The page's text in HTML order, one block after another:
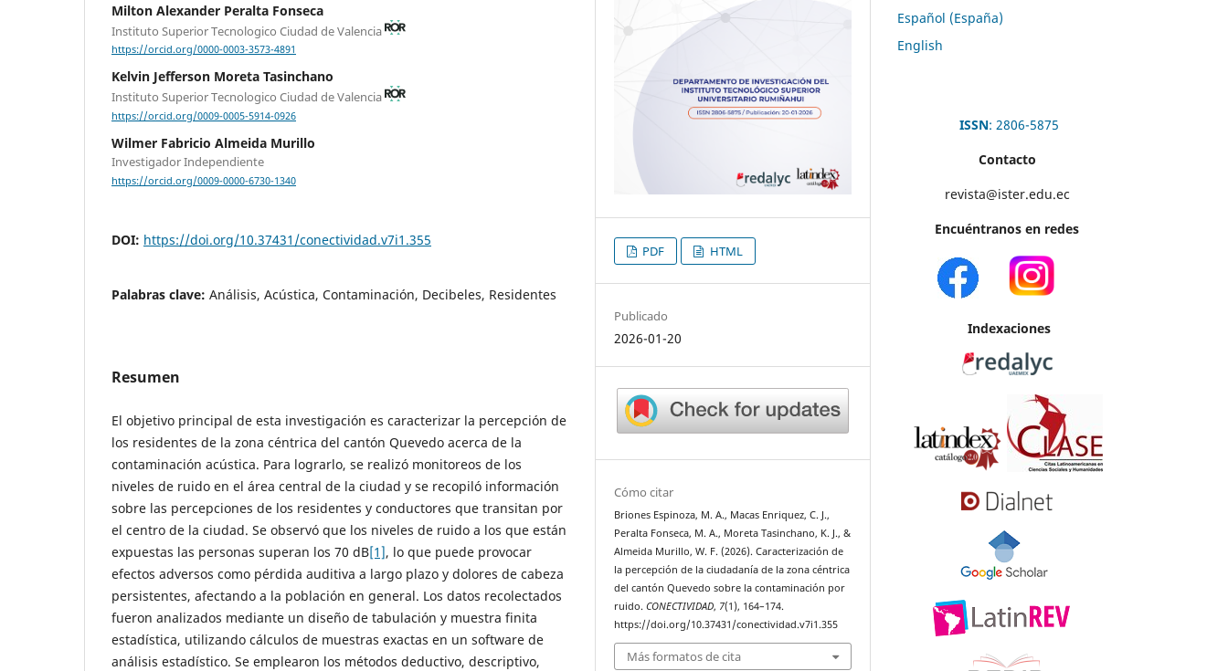
Milton Alexander Peralta Fonseca
Instituto Superior Tecnologico Ciudad de Valencia
https://orcid.org/0000-0003-3573-4891
Kelvin Jefferson Moreta Tasinchano
Instituto Superior Tecnologico Ciudad de Valencia
https://orcid.org/0009-0005-5914-0926
Wilmer Fabricio Almeida Murillo
Investigador Independiente
https://orcid.org/0009-0000-6730-1340
DOI: https://doi.org/10.37431/conectividad.v7i1.355
Palabras clave: Análisis, Acústica, Contaminación, Decibeles, Residentes
Resumen
El objetivo principal de esta investigación es caracterizar la percepción de
los residentes de la zona céntrica del cantón Quevedo acerca de la
contaminación acústica. Para lograrlo, se realizó monitoreos de los
niveles de ruido en el área central de la ciudad y se recopiló información
sobre las percepciones de los residentes y conductores que transitan por
el centro de la ciudad. Se observó que los niveles de ruido a los que están
expuestas las personas superan los 70 dB[1], lo que puede provocar
efectos adversos como pérdida auditiva a largo plazo y dolores de cabeza
persistentes, afectando a la población en general. Los datos recolectados
fueron analizados mediante un diseño de tabulación y muestra finita
estadística, utilizando cálculos de muestras exactas en un software de
análisis estadístico. Se emplearon los métodos deductivo, descriptivo,
PDF HTML
Publicado
2026-01-20
Cómo citar
Briones Espinoza, M. A., Macas Enriquez, C. J.,
Peralta Fonseca, M. A., Moreta Tasinchano, K. J., &
Almeida Murillo, W. F. (2026). Caracterización de
la percepción de la ciudadanía de la zona céntrica
del cantón Quevedo sobre la contaminación por
ruido.CONECTIVIDAD, 7(1), 164–174.
https://doi.org/10.37431/conectividad.v7i1.355
Más formatos de cita
Español (España)
English
ISSN: 2806-5875
Contacto
revista@ister.edu.ec
Encuéntranos en redes
Indexaciones